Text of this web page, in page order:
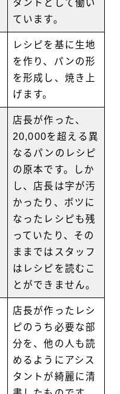
タントとして働い
ています。
レシピを基に生地
を作り、パンの形
を形成し、焼き上
げます。
店長が作った、
20,000を超える異
なるパンのレシピ
の原本です。しか
し、店長は字が汚
かったり、ボツに
なったレシピも残
っていたり、その
ままではスタッフ
はレシピを読むこ
とができません。
店長が作ったレシ
ピのうち必要な部
分を、他の人も読
めるようにアシス
タントが綺麗に清